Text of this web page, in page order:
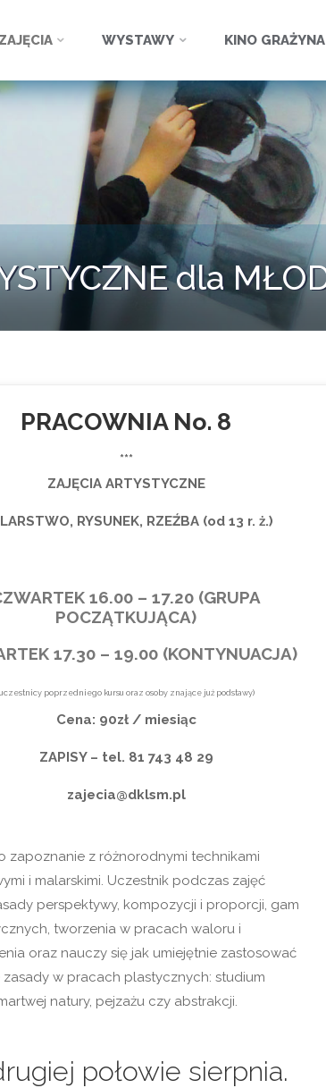
ZAJĘCIA WYSTAWY KINO GRAŻYNA
dla
PRACOWNIA No. 8
***
ZAJĘCIA ARTYSTYCZNE
RYSUNEK, RZEŹBA (od 13 r. ż.)
16.00 – 17.20 (GRUPA
POCZĄTKUJĄCA)
17.30 – 19.00 (KONTYNUACJA)
poprzedniego kursu oraz osoby znające już podstawy)
Cena: 90zł / miesiąc
ZAPISY – tel. 81 743 48 29
zajecia@dklsm.pl
zapoznanie z różnorodnymi technikami
i malarskimi. Uczestnik podczas zajęć
perspektywy, kompozycji i proporcji, gam
tworzenia w pracach waloru i
oraz nauczy się jak umiejętnie zastosować
w pracach plastycznych: studium
natury, pejzażu czy abstrakcji.
połowie sierpnia.